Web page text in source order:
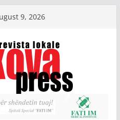
9, 2026